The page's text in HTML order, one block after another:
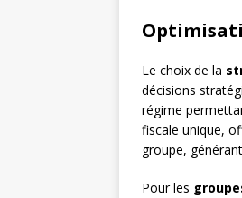
Le choix de la
décisions
régime
fiscale unique,
groupe,
Pour les